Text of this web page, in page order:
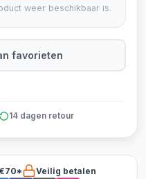
weer beschikbaar is.
favorieten
14 dagen retour
Veilig betalen